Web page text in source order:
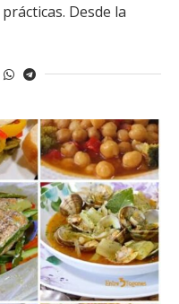
Desde la